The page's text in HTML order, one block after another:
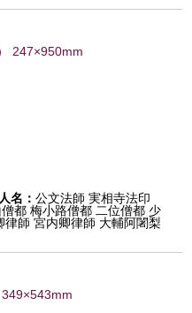
247×950mm
人名：公文法師 実相寺法印
都 梅小路僧都 二位僧都 少
師 宮内卿律師 大輔阿闍梨
349×543mm